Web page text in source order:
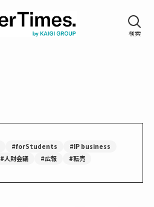
#forStudents
#IP business
#人財会議 #広報 #転売